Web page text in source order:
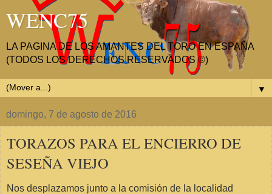
WENC75
LA PAGINA DE LOS AMANTES DEL TORO EN ESPAÑA
(TODOS LOS DERECHOS RESERVADOS ©)
▼
domingo, 7 de agosto de 2016
TORAZOS PARA EL ENCIERRO DE
SESEÑA VIEJO
Nos desplazamos junto a la comisión de la localidad